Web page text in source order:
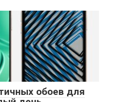
обоев для